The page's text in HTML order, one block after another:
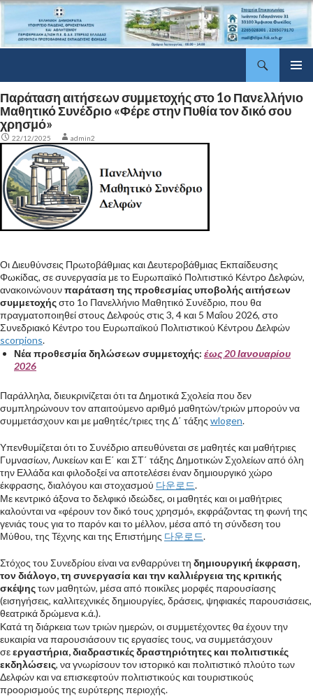
μενού
περιεχόμενο
Παράταση αιτήσεων συμμετοχής στο 1ο Πανελλήνιο
Μαθητικό Συνέδριο «Φέρε στην Πυθία τον δικό σου
χρησμό»
22/12/2025 admin2
Οι Διευθύνσεις Πρωτοβάθμιας και Δευτεροβάθμιας Εκπαίδευσης
Φωκίδας, σε συνεργασία με το Ευρωπαϊκό Πολιτιστικό Κέντρο Δελφών,
ανακοινώνουνπαράταση της προθεσμίας υποβολής αιτήσεων
συμμετοχήςστο 1ο Πανελλήνιο Μαθητικό Συνέδριο, που θα
πραγματοποιηθεί στους Δελφούς στις 3, 4 και 5 Μαΐου 2026, στο
Συνεδριακό Κέντρο του Ευρωπαϊκού Πολιτιστικού Κέντρου Δελφών
scorpions.
Νέα προθεσμία δηλώσεων συμμετοχής: έως 20 Ιανουαρίου
2026
Παράλληλα, διευκρινίζεται ότι τα Δημοτικά Σχολεία που δεν
συμπληρώνουν τον απαιτούμενο αριθμό μαθητών/τριών μπορούν να
συμμετάσχουν και με μαθητές/τριες της Δ΄ τάξης wlogen.
Υπενθυμίζεται ότι το Συνέδριο απευθύνεται σε μαθητές και μαθήτριες
Γυμνασίων, Λυκείων και Ε΄ και ΣΤ΄ τάξης Δημοτικών Σχολείων από όλη
την Ελλάδα και φιλοδοξεί να αποτελέσει έναν δημιουργικό χώρο
έκφρασης, διαλόγου και στοχασμού 다운로드.
Με κεντρικό άξονα το δελφικό ιδεώδες, οι μαθητές και οι μαθήτριες
καλούνται να «φέρουν τον δικό τους χρησμό», εκφράζοντας τη φωνή της
γενιάς τους για το παρόν και το μέλλον, μέσα από τη σύνδεση του
Μύθου, της Τέχνης και της Επιστήμης 다운로드.
Στόχος του Συνεδρίου είναι να ενθαρρύνει τη δημιουργική έκφραση,
τον διάλογο, τη συνεργασία και την καλλιέργεια της κριτικής
σκέψηςτων μαθητών, μέσα από ποικίλες μορφές παρουσίασης
(εισηγήσεις, καλλιτεχνικές δημιουργίες, δράσεις, ψηφιακές παρουσιάσεις,
θεατρικά δρώμενα κ.ά.).
Κατά τη διάρκεια των τριών ημερών, οι συμμετέχοντες θα έχουν την
ευκαιρία να παρουσιάσουν τις εργασίες τους, να συμμετάσχουν
σεεργαστήρια, διαδραστικές δραστηριότητες και πολιτιστικές
εκδηλώσεις, να γνωρίσουν τον ιστορικό και πολιτιστικό πλούτο των
Δελφών και να επισκεφτούν πολιτιστικούς και τουριστικούς
προορισμούς της ευρύτερης περιοχής.